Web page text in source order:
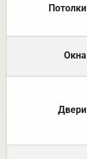
Потолки
Окна
Двери